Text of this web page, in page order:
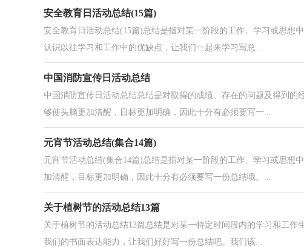
安全教育日活动总结(15篇)
安全教育日活动总结(15篇)总结是指对某一阶段的工作、学习或思想
认识以往学习和工作中的优缺点，让我们一起来学习写总...
中国消防宣传日活动总结
中国消防宣传日活动总结总结是对取得的成绩、存在的问题及得到
够使头脑更加清醒，目标更加明确，因此十分有必须要写一...
元宵节活动总结(集合14篇)
元宵节活动总结(集合14篇)总结是指对某一阶段的工作、学习或思想
加清醒，目标更加明确，因此十分有必须要写一份总结哦。...
关于植树节的活动总结13篇
关于植树节的活动总结13篇总结是对某一特定时间段内的学习和工
我们的书面表达能力，让我们好好写一份总结吧。我们该...